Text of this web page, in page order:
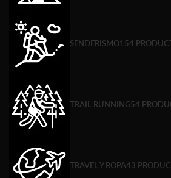
SENDERISMO154
TRAIL RUNNING54
TRAVEL Y ROPA43